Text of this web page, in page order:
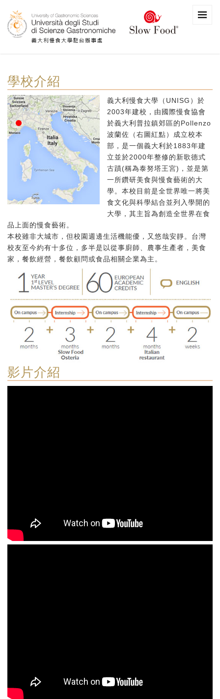
學校介紹
義大利慢食大學（UNISG）於
2003年建校，由國際慢食協會
於義大利普拉鎮郊區的Pollenzo
波蘭佐（右圖紅點）成立校本
部，是一個義大利於1883年建
立並於2000年整修的新歌德式
古蹟(稱為泰努塔王宮)，並是第
一所鑽研美食與慢食藝術的大
學。本校目前是全世界唯一將美
食文化與科學結合並列入學開的
大學，其主旨為創造全世界在食
品上面的慢食藝術。
本校雖非大城市，但校園週邊生活機能優，又悠哉安靜。台灣
校友至今約有十多位，多半是以從事廚師、農事生產者，美食
家，餐飲經營，餐飲顧問或食品相關企業為主。
影片介紹